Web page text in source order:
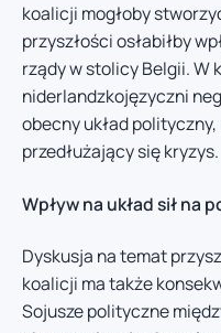
koalicji mogłoby
przyszłości osłabiłby
rządy w stolicy Belgii. W
niderlandzkojęzyczni
obecny układ
przedłużający się kryzys.
Wpływ na układ sił na
Dyskusja na temat
koalicji ma także
Sojusze polityczne